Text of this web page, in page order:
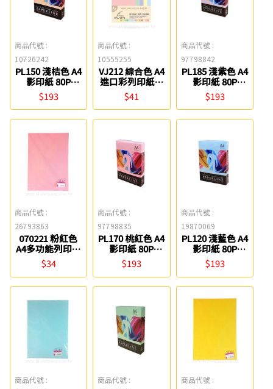
商品代號 :
10726242
PL150 淺桔色 A4
影印紙 80P
PAPERLINE
$193
商品代號 :
10555255
VJ212 綜合色 A4
進口彩列印紙(5
色) 博崴
$41
商品代號 :
97798842
PL185 淺紫色 A4
影印紙 80P
PAPERLINE
$193
商品代號 :
26793863
070221 粉紅色
A4多功能列印紙
(50入) 聯合紙品
$34
商品代號 :
97798835
PL170 桃紅色 A4
影印紙 80P
PAPERLINE
$193
商品代號 :
19870069
PL120 淺藍色 A4
影印紙 80P
PAPERLINE
$193
商品代號 :
商品代號 :
商品代號 :